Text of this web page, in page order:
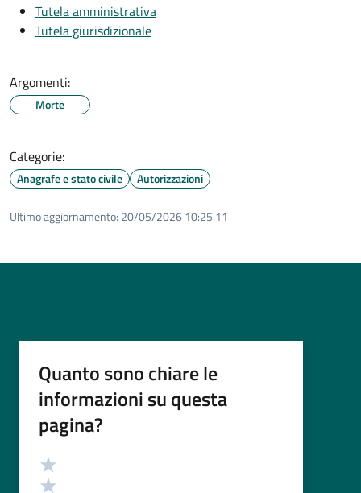
Tutela amministrativa
Tutela giurisdizionale
Argomenti:
Morte
Categorie:
Anagrafe e stato civile Autorizzazioni
Ultimo aggiornamento: 20/05/2026 10:25.11
Quanto sono chiare le
informazioni su questa
pagina?
Valutazione